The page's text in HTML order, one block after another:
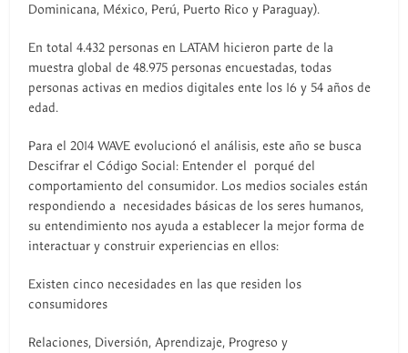
Dominicana, México, Perú, Puerto Rico y Paraguay).
En total 4.432 personas en LATAM hicieron parte de la
muestra global de 48.975 personas encuestadas, todas
personas activas en medios digitales ente los 16 y 54 años de
edad.
Para el 2014 WAVE evolucionó el análisis, este año se busca
Descifrar el Código Social: Entender el porqué del
comportamiento del consumidor. Los medios sociales están
respondiendo a necesidades básicas de los seres humanos,
su entendimiento nos ayuda a establecer la mejor forma de
interactuar y construir experiencias en ellos:
Existen cinco necesidades en las que residen los
consumidores
Relaciones, Diversión, Aprendizaje, Progreso y